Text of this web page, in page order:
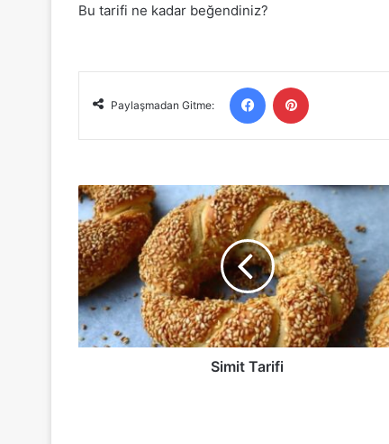
Bu tarifi ne kadar beğendiniz?
Paylaşmadan Gitme:
Facebook
Simit
Tarifi
Simit Tarifi